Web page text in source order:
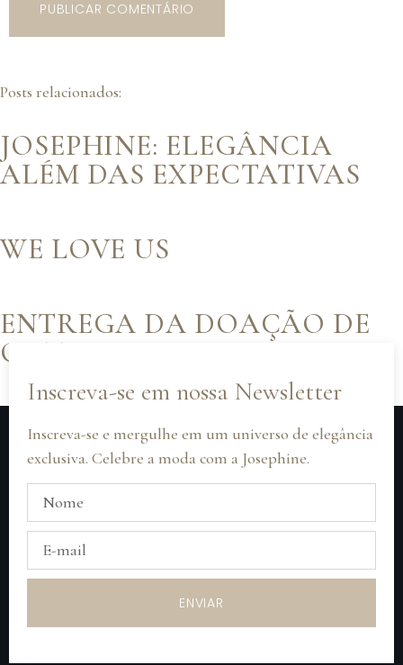
Posts relacionados:
JOSEPHINE: ELEGÂNCIA
ALÉM DAS EXPECTATIVAS
WE LOVE US
ENTREGA DA DOAÇÃO DE
OUTUBRO ROSA.
Inscreva-se em nossa Newsletter
Inscreva-se e mergulhe em um universo de elegância
exclusiva. Celebre a moda com a Josephine.
ENVIAR